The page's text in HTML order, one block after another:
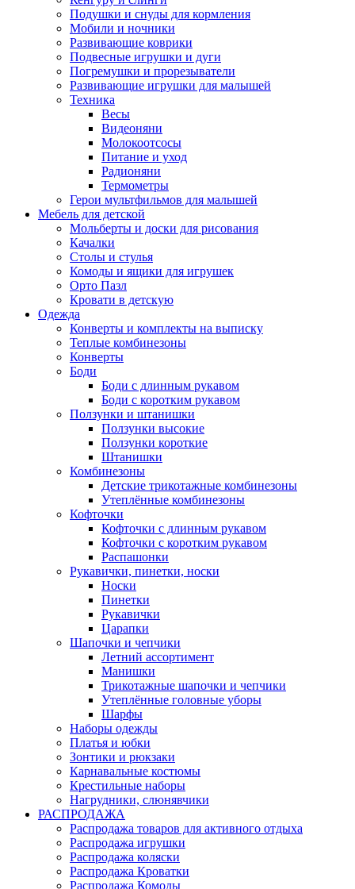
Подушки и снуды для кормления
Мобили и ночники
Развивающие коврики
Подвесные игрушки и дуги
Погремушки и прорезыватели
Развивающие игрушки для малышей
Техника
Весы
Видеоняни
Молокоотсосы
Питание и уход
Радионяни
Термометры
Герои мультфильмов для малышей
Мебель для детской
Мольберты и доски для рисования
Качалки
Столы и стулья
Комоды и ящики для игрушек
Орто Пазл
Кровати в детскую
Одежда
Конверты и комплекты на выписку
Теплые комбинезоны
Конверты
Боди
Боди с длинным рукавом
Боди с коротким рукавом
Ползунки и штанишки
Ползунки высокие
Ползунки короткие
Штанишки
Комбинезоны
Детские трикотажные комбинезоны
Утеплённые комбинезоны
Кофточки
Кофточки с длинным рукавом
Кофточки с коротким рукавом
Распашонки
Рукавички, пинетки, носки
Носки
Пинетки
Рукавички
Царапки
Шапочки и чепчики
Летний ассортимент
Манишки
Трикотажные шапочки и чепчики
Утеплённые головные уборы
Шарфы
Наборы одежды
Платья и юбки
Зонтики и рюкзаки
Карнавальные костюмы
Крестильные наборы
Нагрудники, слюнявчики
РАСПРОДАЖА
Распродажа товаров для активного отдыха
Распродажа игрушки
Распродажа коляски
Распродажа Кроватки
Распродажа Комоды